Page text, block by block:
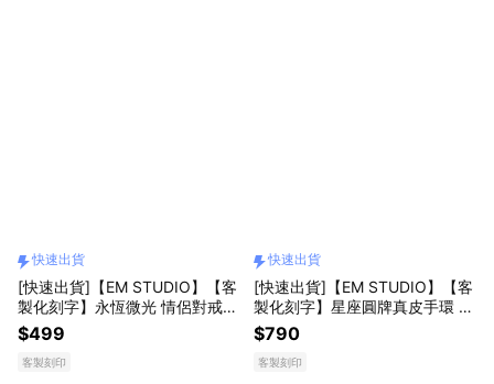
快速出貨
[快速出貨]【EM STUDIO】【客
製化刻字】永恆微光 情侶對戒
鋼 戒指 禮物 紀念 情人節
$499
客製刻印
快速出貨
[快速出貨]【EM STUDIO】【客
製化刻字】星座圓牌真皮手環 皮
革編織 情人 友誼 閨蜜手環 | 四
色可選 紀念 禮物 手環 情侶手環
$790
客製刻印